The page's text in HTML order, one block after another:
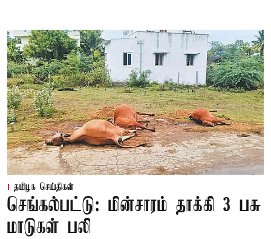
தமிழக செய்திகள்
செங்கல்பட்டு: மின்சாரம் தாக்கி 3 பசு
மாடுகள் பலி